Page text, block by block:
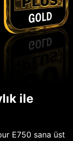
ile
E750 sana üst